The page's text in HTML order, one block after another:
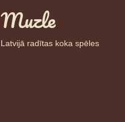
Muzle
Latvijā radītas koka spēles